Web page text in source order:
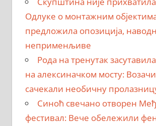
Одлуке о монтажним објектима
предложила опозиција,
неприменљиве
Рода на тренутак
на алексиначком мосту:
сачекали необичну
Синоћ свечано отворен
фестивал: Вече обележили